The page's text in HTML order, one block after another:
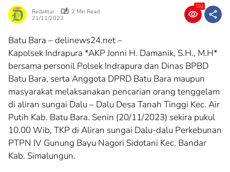
Redaktur
2 Min Read
21/11/2023
192
Batu Bara – delinews24.net –
Kapolsek Indrapura *AKP Jonni H. Damanik, S.H., M.H*
bersama personil Polsek Indrapura dan Dinas BPBD
Batu Bara, serta Anggota DPRD Batu Bara maupun
masyarakat melaksanakan pencarian orang tenggelam
di aliran sungai Dalu – Dalu Desa Tanah Tinggi Kec. Air
Putih Kab. Batu Bara. Senin (20/11/2023) sekira pukul
10.00 Wib, TKP di Aliran sungai Dalu-dalu Perkebunan
PTPN IV Gunung Bayu Nagori Sidotani Kec. Bandar
Kab. Simalungun.